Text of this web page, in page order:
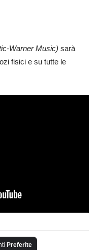
Warner Music) sarà
fisici e su tutte le
Preferite